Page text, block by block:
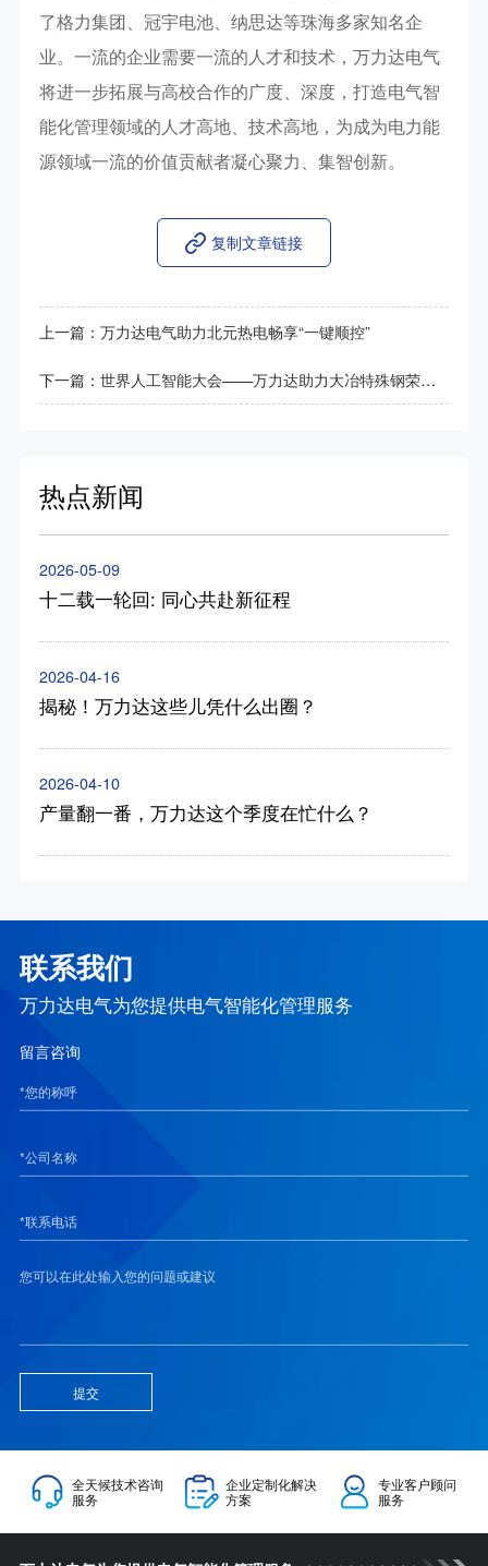
了格力集团、冠宇电池、纳思达等珠海多家知名企
业。一流的企业需要一流的人才和技术，万力达电气
将进一步拓展与高校合作的广度、深度，打造电气智
能化管理领域的人才高地、技术高地，为成为电力能
源领域一流的价值贡献者凝心聚力、集智创新。
复制文章链接
上一篇： 万力达电气助力北元热电畅享“一键顺控”
下一篇： 世界人工智能大会——万力达助力大冶特殊钢荣登央视
热点新闻
2026-05-09
十二载一轮回: 同心共赴新征程
2026-04-16
揭秘！万力达这些儿凭什么出圈？
2026-04-10
产量翻一番，万力达这个季度在忙什么？
联系我们
万力达电气为您提供电气智能化管理服务
留言咨询
提交
全天候技术咨询
服务
企业定制化解决
方案
专业客户顾问
服务